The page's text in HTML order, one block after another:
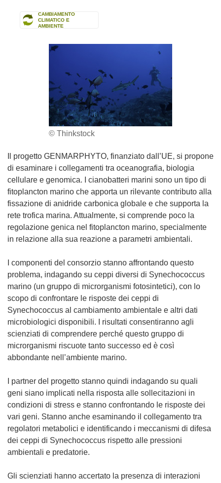
CAMBIAMENTO
CLIMATICO E
AMBIENTE
© Thinkstock
Il progetto GENMARPHYTO, finanziato dall’UE, si propone
di esaminare i collegamenti tra oceanografia, biologia
cellulare e genomica. I cianobatteri marini sono un tipo di
fitoplancton marino che apporta un rilevante contributo alla
fissazione di anidride carbonica globale e che supporta la
rete trofica marina. Attualmente, si comprende poco la
regolazione genica nel fitoplancton marino, specialmente
in relazione alla sua reazione a parametri ambientali.
I componenti del consorzio stanno affrontando questo
problema, indagando su ceppi diversi di Synechococcus
marino (un gruppo di microrganismi fotosintetici), con lo
scopo di confrontare le risposte dei ceppi di
Synechococcus al cambiamento ambientale e altri dati
microbiologici disponibili. I risultati consentiranno agli
scienziati di comprendere perché questo gruppo di
microrganismi riscuote tanto successo ed è così
abbondante nell’ambiente marino.
I partner del progetto stanno quindi indagando su quali
geni siano implicati nella risposta alle sollecitazioni in
condizioni di stress e stanno confrontando le risposte dei
vari geni. Stanno anche esaminando il collegamento tra
regolatori metabolici e identificando i meccanismi di difesa
dei ceppi di Synechococcus rispetto alle pressioni
ambientali e predatorie.
Gli scienziati hanno accertato la presenza di interazioni